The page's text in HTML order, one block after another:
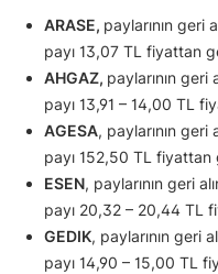
ARASE, paylarının geri
payı 13,07 TL fiyattan
AHGAZ, paylarının
payı 13,91 – 14,00 TL
AGESA, paylarının geri
payı 152,50 TL fiyattan
ESEN, paylarının geri
payı 20,32 – 20,44 TL
GEDIK, paylarının geri
payı 14,90 – 15,00 TL